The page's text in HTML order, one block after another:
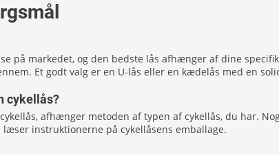
på markedet, og den bedste lås afhænger af dine
Et godt valg er en U-lås eller en kædelås med en
cykellås?
afhænger metoden af typen af cykellås, du har.
instruktionerne på cykellåsens emballage.